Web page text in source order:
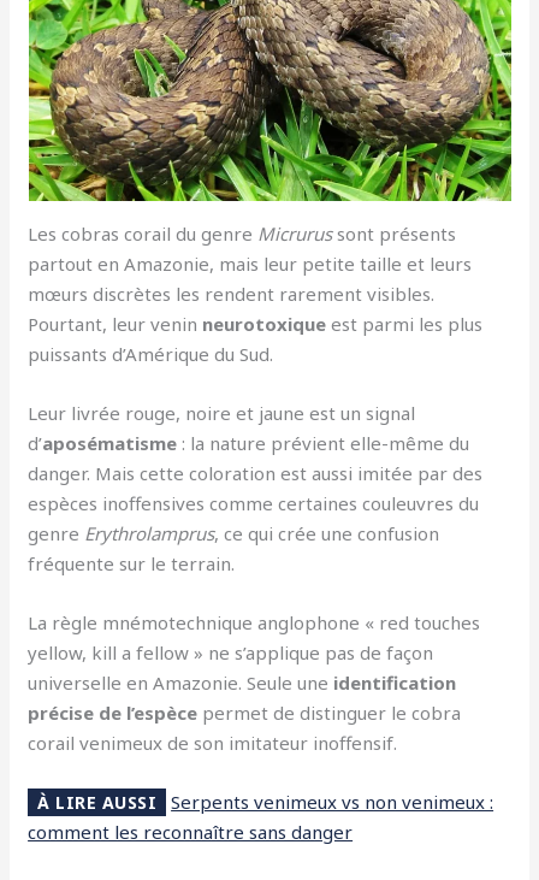
Les cobras corail du genre Micrurussont présents
partout en Amazonie, mais leur petite taille et leurs
mœurs discrètes les rendent rarement visibles.
Pourtant, leur venin neurotoxique est parmi les plus
puissants d’Amérique du Sud.
Leur livrée rouge, noire et jaune est un signal
d’aposématisme : la nature prévient elle-même du
danger. Mais cette coloration est aussi imitée par des
espèces inoffensives comme certaines couleuvres du
genre Erythrolamprus, ce qui crée une confusion
fréquente sur le terrain.
La règle mnémotechnique anglophone « red touches
yellow, kill a fellow » ne s’applique pas de façon
universelle en Amazonie. Seule une identification
précise de l’espèce permet de distinguer le cobra
corail venimeux de son imitateur inoffensif.
À LIRE AUSSI
Serpents venimeux vs non venimeux :
comment les reconnaître sans danger